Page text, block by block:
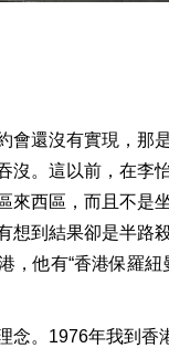
還沒有實現，那
。這以前，在李
西區，而且不是
到結果卻是半路
，他有“香港保羅
。1976年我到香